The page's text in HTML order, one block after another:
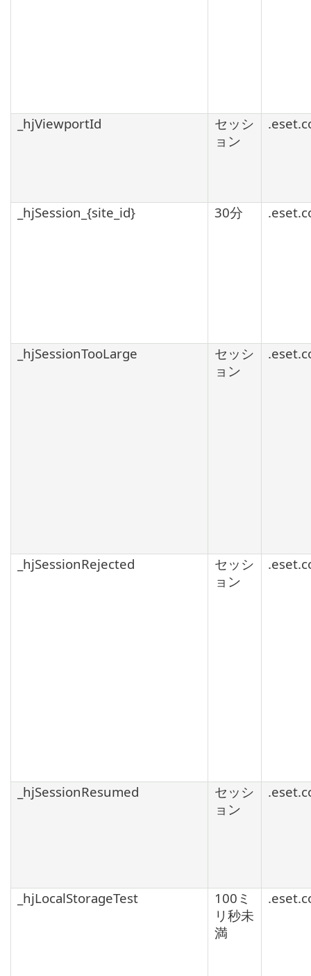
_hjViewportId
セッシ
ョン
_hjSession_{site_id} 30分
_hjSessionTooLarge
セッシ
ョン
_hjSessionRejected
セッシ
ョン
_hjSessionResumed
セッシ
ョン
_hjLocalStorageTest
100ミ
リ秒未
満